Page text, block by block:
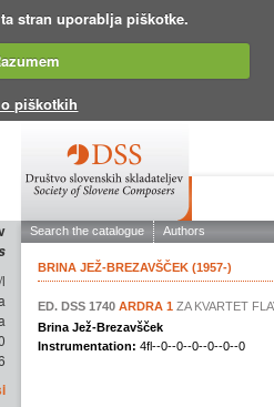
stran uporablja piškotke.
piškotkih